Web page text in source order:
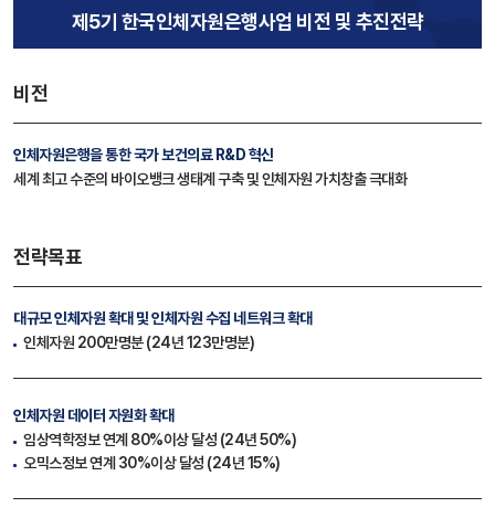
제5기 한국인체자원은행사업 비전 및 추진전략
비전
인체자원은행을 통한 국가 보건의료 R&D 혁신
세계 최고 수준의 바이오뱅크 생태계 구축 및 인체자원 가치창출 극대화
전략목표
대규모 인체자원 확대 및 인체자원 수집 네트워크 확대
인체자원 200만명분 (24년 123만명분)
인체자원 데이터 자원화 확대
임상역학정보 연계 80%이상 달성 (24년 50%)
오믹스정보 연계 30%이상 달성 (24년 15%)